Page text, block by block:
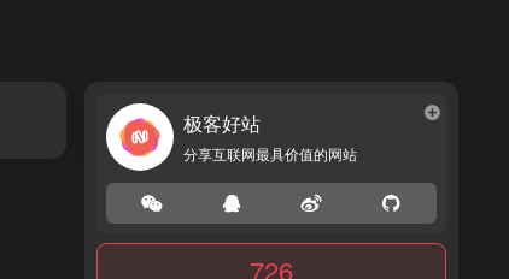
极客好站
分享互联网最具价值的网站
726